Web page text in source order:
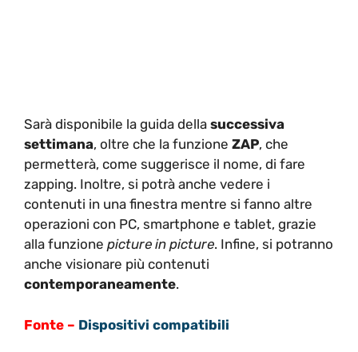
Sarà disponibile la guida della successiva
settimana, oltre che la funzione ZAP, che
permetterà, come suggerisce il nome, di fare
zapping. Inoltre, si potrà anche vedere i
contenuti in una finestra mentre si fanno altre
operazioni con PC, smartphone e tablet, grazie
alla funzione picture in picture. Infine, si potranno
anche visionare più contenuti
contemporaneamente.
Fonte – Dispositivi compatibili